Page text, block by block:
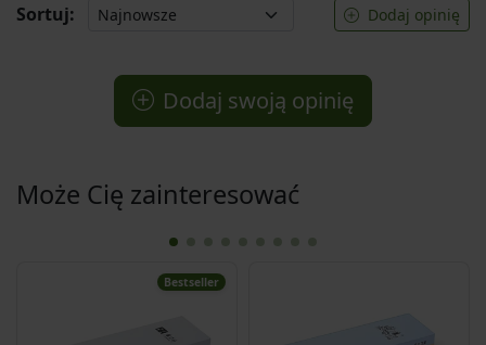
Sortuj: Dodaj opinię
Dodaj swoją opinię
Może Cię zainteresować
Bestseller